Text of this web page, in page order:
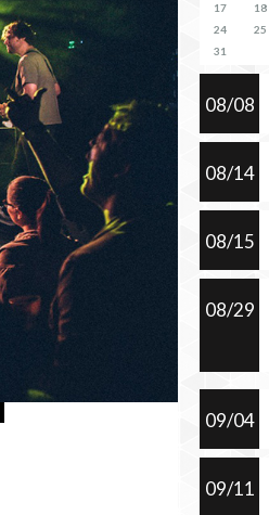
17
18
24
25
31
08/08
08/14
08/15
08/29
09/04
09/11